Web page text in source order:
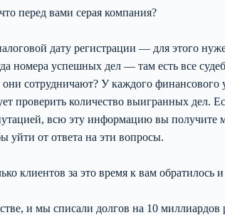
перед вами серая компания?
дату регистрации — для этого
номера успешных дел — там есть все
сотрудничают? У каждого финансового
проверить количество выигранных дел.
всю эту информацию вы получите
уйти от ответа на эти вопросы.
клиентов за это время к вам
и мы списали долгов на 10